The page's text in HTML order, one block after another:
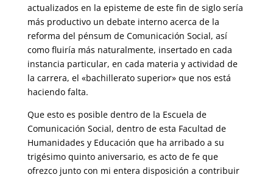
actualizados en la episteme de este fin de siglo sería
más productivo un debate interno acerca de la
reforma del pénsum de Comunicación Social, así
como fluiría más naturalmente, insertado en cada
instancia particular, en cada materia y actividad de
la carrera, el «bachillerato superior» que nos está
haciendo falta.
Que esto es posible dentro de la Escuela de
Comunicación Social, dentro de esta Facultad de
Humanidades y Educación que ha arribado a su
trigésimo quinto aniversario, es acto de fe que
ofrezco junto con mi entera disposición a contribuir